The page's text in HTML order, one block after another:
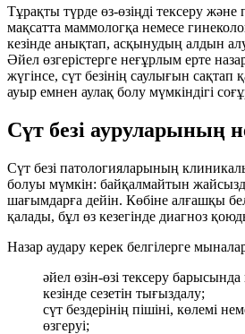
Тұрақты түрде өз-өзіңді тексеру
мақсатта маммологқа немесе
кезінде анықтап, асқынудың алдын
Әйел өзгерістерге неғұрлым ерте
жүгінсе, сүт безінің саулығын сақтап
ауыр емнен аулақ болу мүмкіндігі
Сүт безі ауруларының
Сүт безі патологияларының
болуы мүмкін: байқалмайтын
шағымдарға дейін. Көбіне алғашқы
қалады, бұл өз кезегінде диагноз
Назар аудару керек белгілерге
әйел өзін-өзі тексеру
кезінде сезетін тығыздалу;
сүт бездерінің пішіні, көлемі
өзгеруі;